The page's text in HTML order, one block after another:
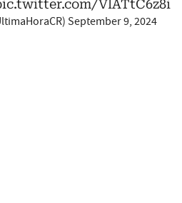
VlATtC6z8i
September 9, 2024